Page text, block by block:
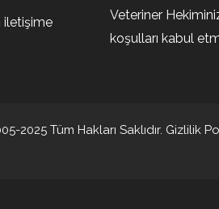
iletişime
Veteriner
koşulları kabul
2025 Tüm Hakları Saklıdır. Gizlilik